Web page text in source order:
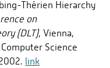
Thérien Hierarchy
on
(DLT), Vienna,
Science
link